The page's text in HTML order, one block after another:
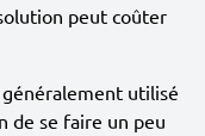
peut coûter
utilisé
de se faire un peu